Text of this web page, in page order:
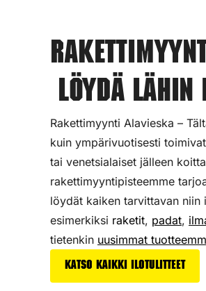
Löydä lähin
Rakettimyynti Alavieska –
kuin ympärivuotisesti toimivat
tai venetsialaiset jälleen
rakettimyyntipisteemme
löydät kaiken tarvittavan niin
esimerkiksi raketit, padat,
tietenkin uusimmat
Katso kaikki ilotulitteet